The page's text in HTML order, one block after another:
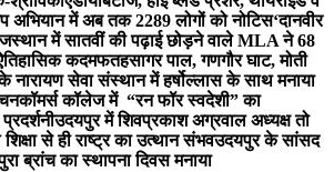
अभियान में अब तक 2289 लोगों को नोटिस‘दानवीर
में सातवीं की पढ़ाई छोड़ने वाले MLA ने 68
कदमफतहसागर पाल, गणगौर घाट, मोती
नारायण सेवा संस्थान में हर्षोल्लास के साथ मनाया
कॉमर्स कॉलेज में “रन फॉर स्वदेशी” का
उदयपुर में शिवप्रकाश अग्रवाल अध्यक्ष तो
से ही राष्ट्र का उत्थान संभवउदयपुर के सांसद
ब्रांच का स्थापना दिवस मनाया